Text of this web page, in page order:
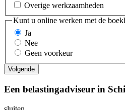
Overige werkzaamheden
Kunt u online werken met de
Ja
Nee
Geen voorkeur
Een belastingadviseur in